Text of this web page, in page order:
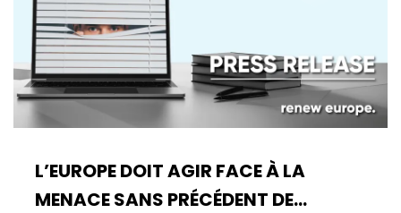
L’EUROPE DOIT AGIR FACE À LA
MENACE SANS PRÉCÉDENT DE